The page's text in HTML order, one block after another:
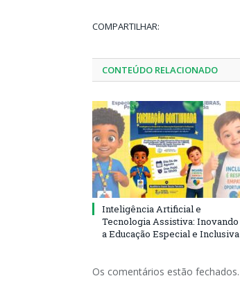
COMPARTILHAR:
CONTEÚDO RELACIONADO
Inteligência Artificial e
Tecnologia Assistiva: Inovando
a Educação Especial e Inclusiva
Os comentários estão fechados.